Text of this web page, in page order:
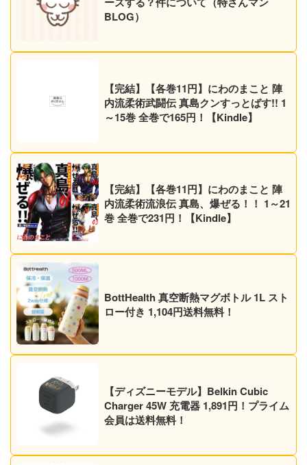
BLOG）
【完結】【各巻11円】にわのまこと 陣
内流柔術武闘伝 真島クンすっとばす!! 1
～15巻 全巻で165円！【Kindle】
【完結】【各巻11円】にわのまこと 陣
内流柔術流浪伝 真島、爆ぜる！！ 1～21
巻 全巻で231円！【Kindle】
BottHealth 真空断熱マグボトル 1L スト
ロー付き 1,104円送料無料！
【ディズニーモデル】Belkin Cubic
Charger 45W 充電器 1,891円！プライム
会員は送料無料！